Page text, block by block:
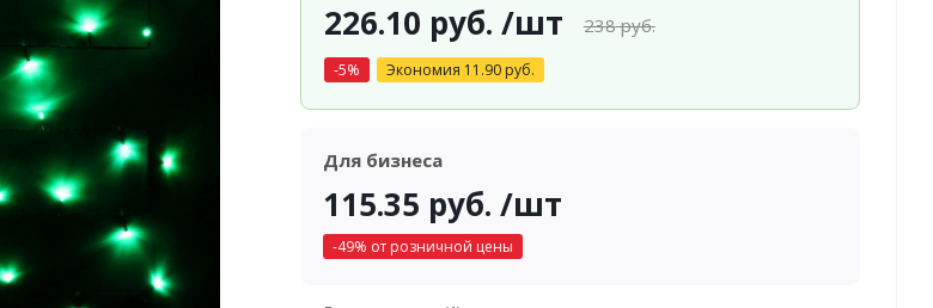
226.10 руб. /шт 238руб.
-5% Экономия 11.90руб.
Для бизнеса
115.35 руб. /шт
-49% от розничной цены